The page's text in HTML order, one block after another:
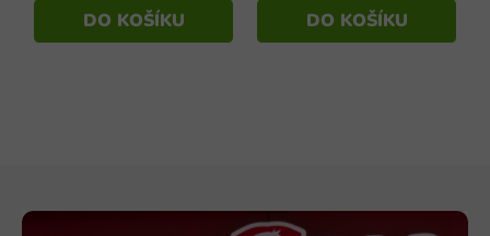
DO KOŠÍKU DO KOŠÍKU